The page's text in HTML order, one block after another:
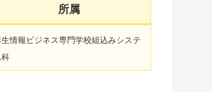
所属
生情報ビジネス専門学校組込みシステ